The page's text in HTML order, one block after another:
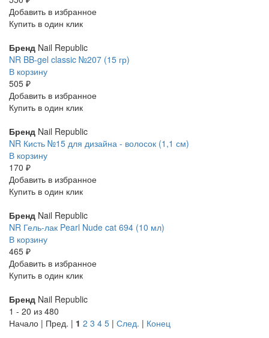
Добавить в избранное
Купить в один клик
Бренд Nail Republic
NR BB-gel classic №207 (15 гр)
В корзину
505 ₽
Добавить в избранное
Купить в один клик
Бренд Nail Republic
NR Кисть №15 для дизайна - волосок (1,1 см)
В корзину
170 ₽
Добавить в избранное
Купить в один клик
Бренд Nail Republic
NR Гель-лак Pearl Nude cat 694 (10 мл)
В корзину
465 ₽
Добавить в избранное
Купить в один клик
Бренд Nail Republic
1 - 20 из 480
Начало | Пред. | 1 2 3 4 5 | След. | Конец